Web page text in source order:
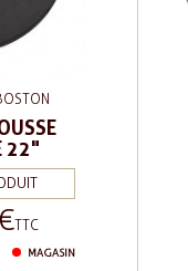
22"
TTC
MAGASIN